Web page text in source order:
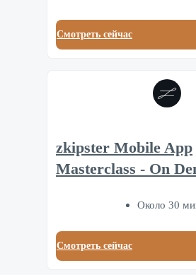
Смотреть сейчас
zkipster Mobile App
Masterclass - On
Около 30
Смотреть сейчас